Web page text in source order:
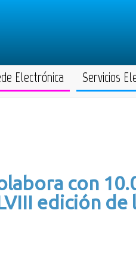
Electrónica Servicios
con
edición de